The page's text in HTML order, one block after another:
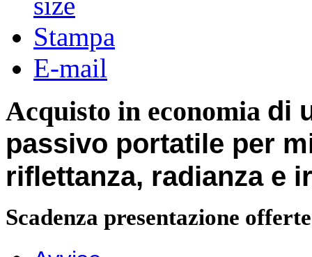
Stampa
E-mail
Acquisto in economia di
passivo portatile per
riflettanza, radianza e
Scadenza presentazione